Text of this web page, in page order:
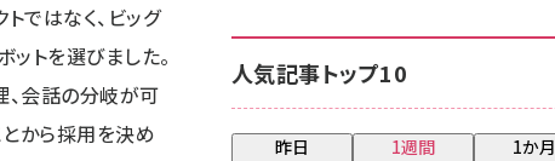
ではなく、ビッグ
トを選びました。
、会話の分岐が可
から採用を決め
人気記事トップ10
昨日 1週間 1か月